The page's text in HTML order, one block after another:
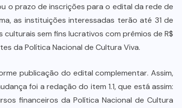
o prazo de inscrições para o edital da rede de
as instituições interessadas terão até 31 de
sem fins lucrativos com prêmios de R$
da Política Nacional de Cultura Viva.
publicação do edital complementar. Assim,
foi a redação do item 1.1, que está assim:
financeiros da Política Nacional de Cultura